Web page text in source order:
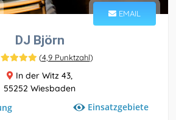
EMAIL
DJ Björn
(4,9 Punktzahl)
In der Witz 43,
55252 Wiesbaden
Einsatzgebiete